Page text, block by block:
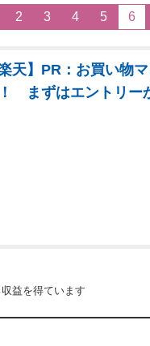
2 3 4 5 6
楽天】PR：お買い物
まずはエントリー
益を得ています